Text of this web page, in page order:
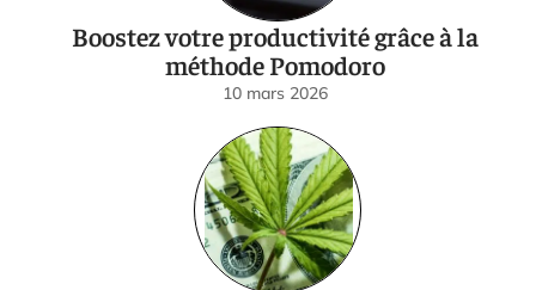
Boostez votre productivité grâce à la
méthode Pomodoro
10 mars 2026